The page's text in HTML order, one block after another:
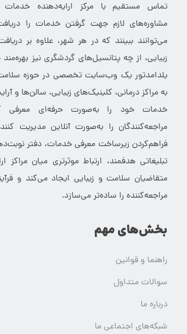
تماس مستقیم با مرکز ارایه‌دهنده خدمات
مشاوره‌های لازم جهت گرفتن خدمات را
می‌توانند ببینند که در هر شهر، علاوه بر
زیبایی، از چه پتانسیل‌های گردشگری نیز
یلدامدتور یک وب‌سایت تخصصی در حوزه
به مراکز درمانی، کلینیک‌های زیبایی، سالن‌ها و
خدمات خود را به‌صورت حرفه‌ای معرفی
مراجعه‌کنندگان را به‌صورت آنلاین مدیریت
فراهم‌کردن زیرساخت معرفی خدمات، دفتر
تبلیغاتی هدفمند، ارتباط موثرتری میان مراکز
متقاضیان سلامت و زیبایی ایجاد می‌کند و
مراجعه‌کننده را ساده‌تر می‌سازد.
بخش‌های مهم
راهنما و قوانین
سوالات متداول
درباره ما
شبکه‌های اجتماعی ما